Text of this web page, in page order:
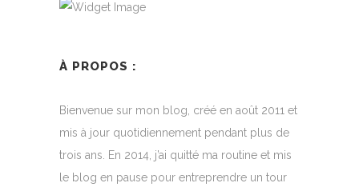
À PROPOS :
Bienvenue sur mon blog, créé en août 2011 et
mis à jour quotidiennement pendant plus de
trois ans. En 2014, j’ai quitté ma routine et mis
le blog en pause pour entreprendre un tour